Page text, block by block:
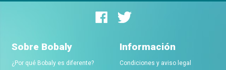
Sobre Bobaly
¿Por qué Bobaly es diferente?
Información
Condiciones y aviso legal